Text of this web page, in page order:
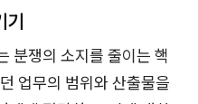
기
분쟁의 소지를 줄이는 핵
업무의 범위와 산출물을